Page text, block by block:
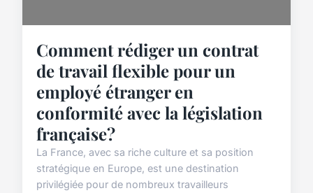
Comment rédiger un contrat
de travail flexible pour un
employé étranger en
conformité avec la législation
française?
La France, avec sa riche culture et sa position
stratégique en Europe, est une destination
privilégiée pour de nombreux travailleurs